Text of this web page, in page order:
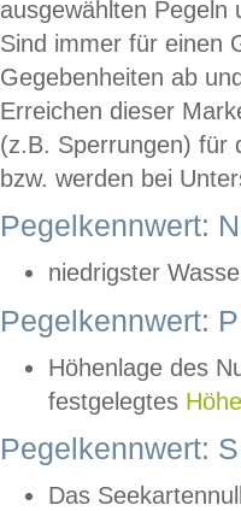
ausgewählten
Sind immer für einen
Gegebenheiten ab
Erreichen dieser
(z.B. Sperrungen) für
bzw. werden bei
Pegelkennwert:
niedrigster
Pegelkennwert:
Höhenlage des
festgelegtes
Pegelkennwert:
Das